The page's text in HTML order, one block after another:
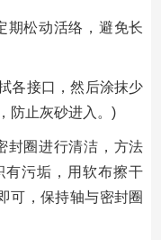
期松动活络，避免长
各接口，然后涂抹少
防止灰砂进入。)
封圈进行清洁，方法
有污垢，用软布擦干
可，保持轴与密封圈